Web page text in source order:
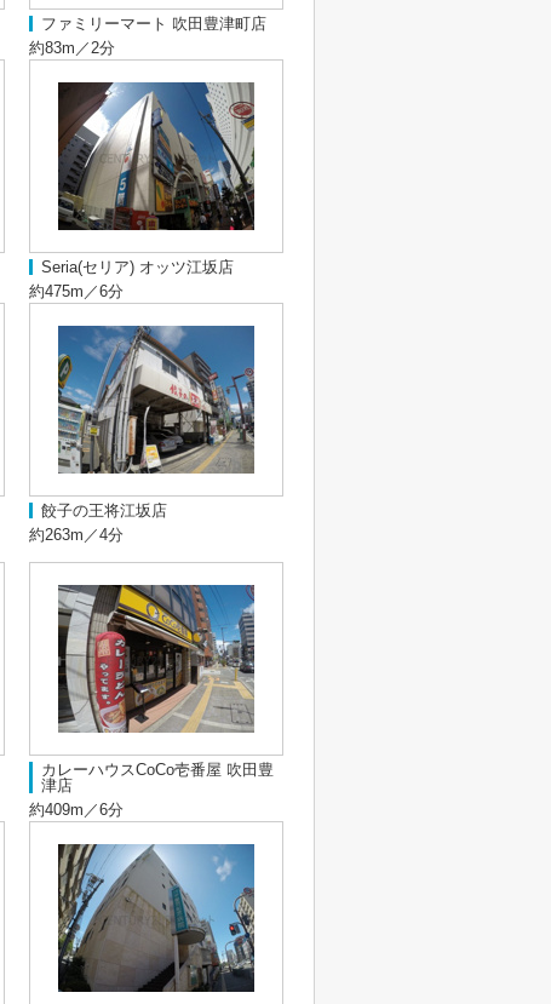
ファミリーマート 吹田豊津町店
約83m／2分
Seria(セリア) オッツ江坂店
約475m／6分
餃子の王将江坂店
約263m／4分
カレーハウスCoCo壱番屋 吹田豊
津店
約409m／6分